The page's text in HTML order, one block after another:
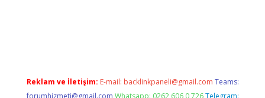
Reklam ve İletişim: E-mail: backlinkpaneli@gmail.com Teams:
forumhizmeti@gmail.com Whatsapp: 0262 606 0 726 Telegram: